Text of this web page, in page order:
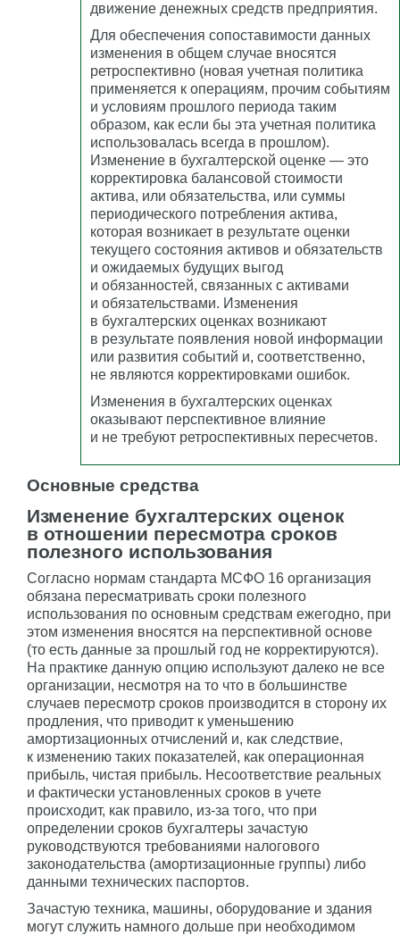
движение денежных средств предприятия.
Для обеспечения сопоставимости данных
изменения в общем случае вносятся
ретроспективно (новая учетная политика
применяется к операциям, прочим событиям
и условиям прошлого периода таким
образом, как если бы эта учетная политика
использовалась всегда в прошлом).
Изменение в бухгалтерской оценке — это
корректировка балансовой стоимости
актива, или обязательства, или суммы
периодического потребления актива,
которая возникает в результате оценки
текущего состояния активов и обязательств
и ожидаемых будущих выгод
и обязанностей, связанных с активами
и обязательствами. Изменения
в бухгалтерских оценках возникают
в результате появления новой информации
или развития событий и, соответственно,
не являются корректировками ошибок.
Изменения в бухгалтерских оценках
оказывают перспективное влияние
и не требуют ретроспективных пересчетов.
Основные средства
Изменение бухгалтерских оценок
в отношении пересмотра сроков
полезного использования
Согласно нормам стандарта МСФО 16 организация
обязана пересматривать сроки полезного
использования по основным средствам ежегодно, при
этом изменения вносятся на перспективной основе
(то есть данные за прошлый год не корректируются).
На практике данную опцию используют далеко не все
организации, несмотря на то что в большинстве
случаев пересмотр сроков производится в сторону их
продления, что приводит к уменьшению
амортизационных отчислений и, как следствие,
к изменению таких показателей, как операционная
прибыль, чистая прибыль. Несоответствие реальных
и фактически установленных сроков в учете
происходит, как правило, из-за того, что при
определении сроков бухгалтеры зачастую
руководствуются требованиями налогового
законодательства (амортизационные группы) либо
данными технических паспортов.
Зачастую техника, машины, оборудование и здания
могут служить намного дольше при необходимом